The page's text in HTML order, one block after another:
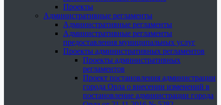
Проекты
Административные регламенты
Административные регламенты
Административные регламенты
предоставления муниципальных услуг
Проекты административных регламентов
Проекты административных
регламентов
Проект постановления администрации
города Орла о внесении изменений в
постановление администрации города